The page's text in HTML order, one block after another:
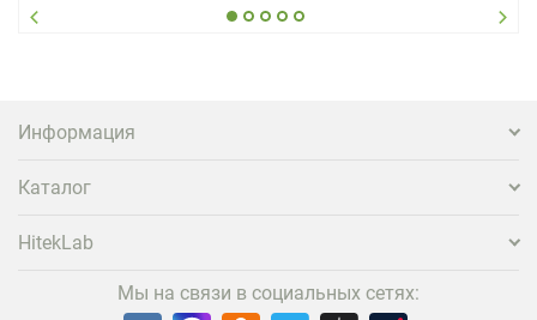
Информация
Каталог
HitekLab
Мы на связи в социальных сетях: